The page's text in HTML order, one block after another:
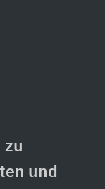
zu
und